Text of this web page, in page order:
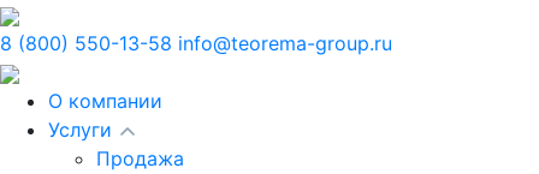
8 (800) 550-13-58 info@teorema-group.ru
О компании
Услуги
Продажа